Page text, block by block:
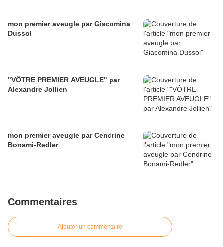
mon premier aveugle par Giacomina
Dussol
"VÔTRE PREMIER AVEUGLE" par
Alexandre Jollien
mon premier aveugle par Cendrine
Bonami-Redler
Commentaires
Ajouter un commentaire